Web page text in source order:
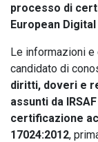
processo di
European
Le informazioni
candidato di
diritti, doveri e
assunti da
certificazione
17024:2012,